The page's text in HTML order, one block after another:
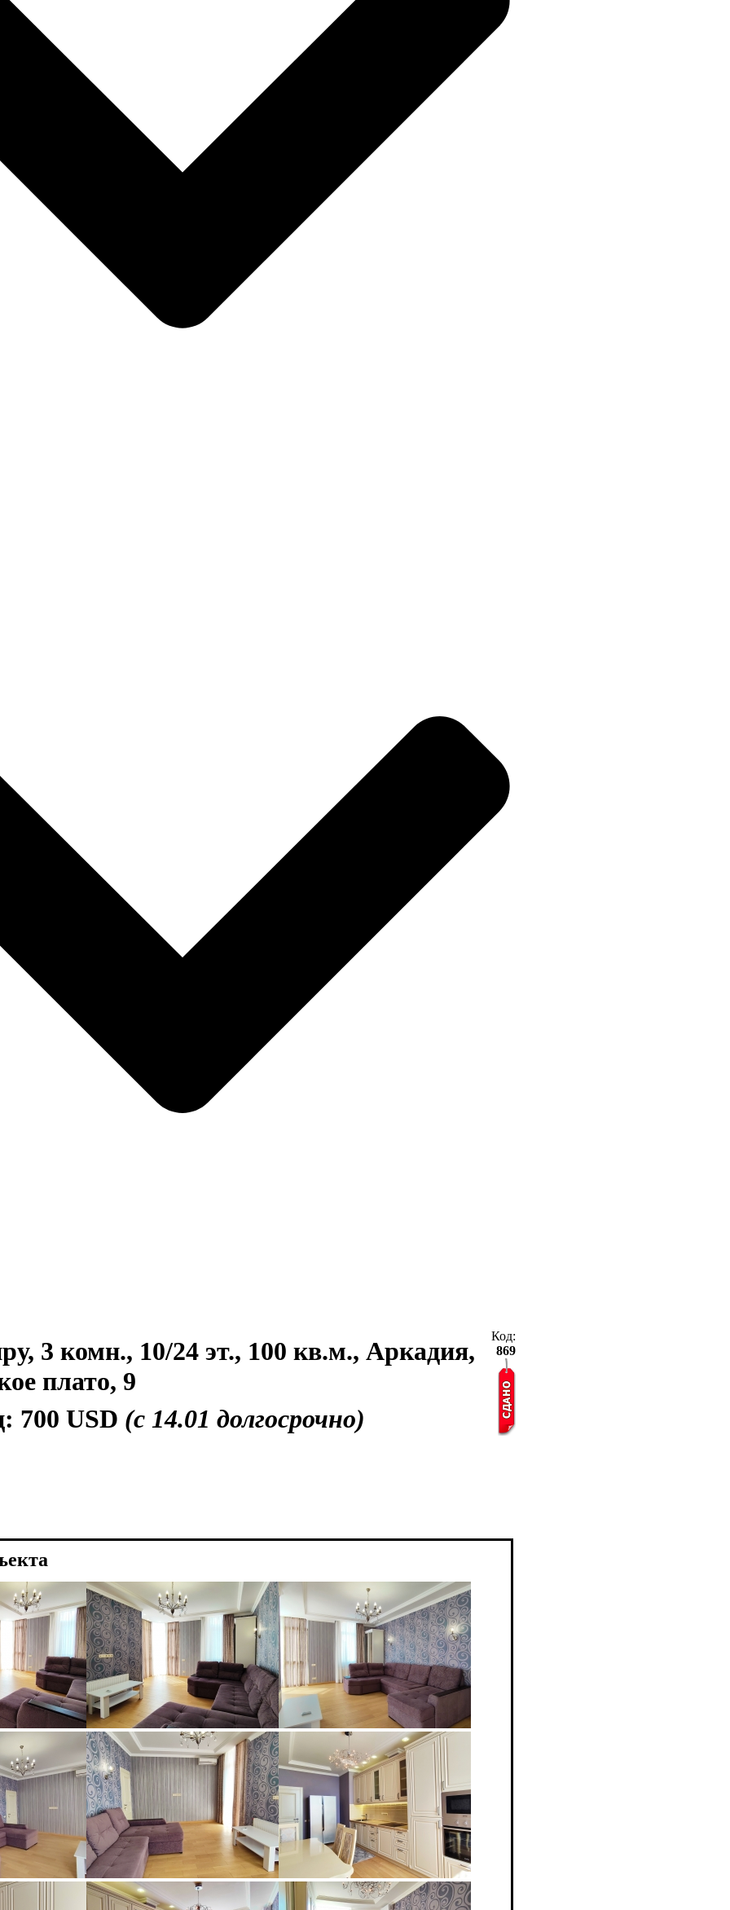
3 комн., 10/24 эт., 100 кв.м., Аркадия,
плато, 9
700 USD (с 14.01 долгосрочно)
Код:
869